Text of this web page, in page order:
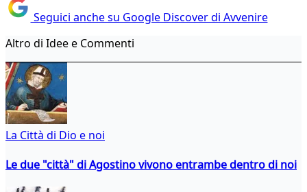
Seguici anche su Google Discover di Avvenire
Altro di Idee e Commenti
La Città di Dio e noi
Le due "città" di Agostino vivono entrambe dentro di noi